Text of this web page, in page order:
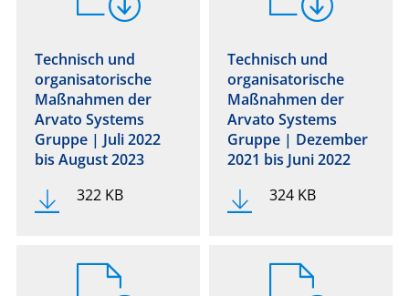
Technisch und
organisatorische
Maßnahmen der
Arvato Systems
Gruppe | Juli 2022
bis August 2023
322 KB
Technisch und
organisatorische
Maßnahmen der
Arvato Systems
Gruppe | Dezember
2021 bis Juni 2022
324 KB